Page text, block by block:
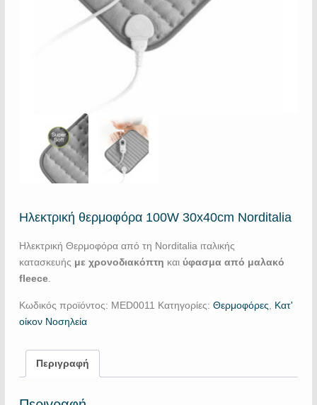
Ηλεκτρική θερμοφόρα 100W 30x40cm Norditalia
Ηλεκτρική Θερμοφόρα από τη Norditalia ιταλικής
κατασκευής με χρονοδιακόπτη και ύφασμα από μαλακό
fleece.
Κωδικός προϊόντος: MED0011 Κατηγορίες: Θερμοφόρες
Κατ'
οίκον Νοσηλεία
Περιγραφή